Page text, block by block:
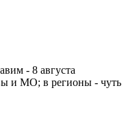
- 8 августа
и МО; в регионы - чуть